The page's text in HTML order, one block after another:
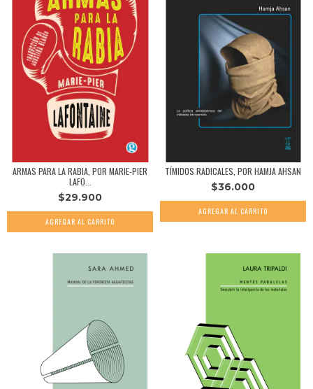
ARMAS PARA LA RABIA, POR MARIE-PIER
LAFO...
$29.900
TÍMIDOS RADICALES, POR HAMJA AHSAN
$36.000